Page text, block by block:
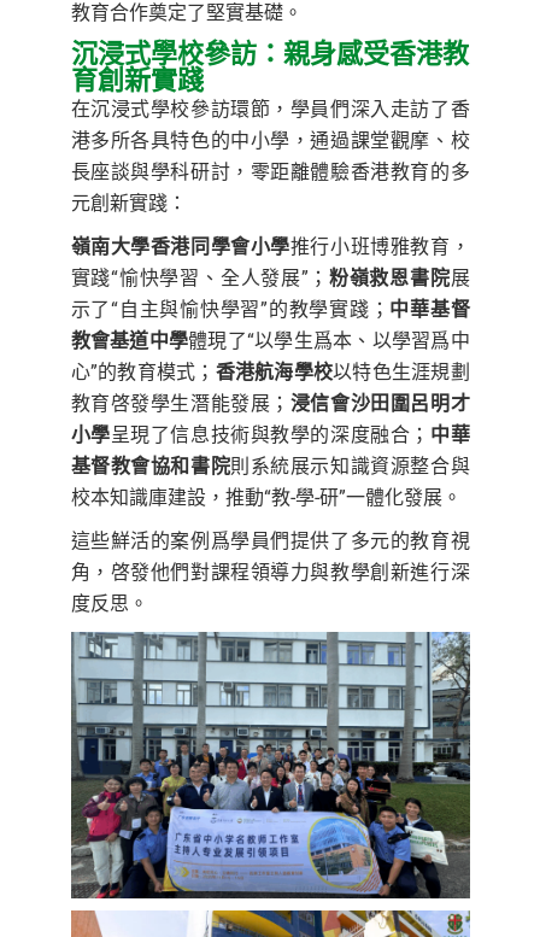
教育合作奠定了堅實基礎。
沉浸式學校參訪：親身感受香港教
育創新實踐
在沉浸式學校參訪環節，學員們深入走訪了香
港多所各具特色的中小學，通過課堂觀摩、校
長座談與學科研討，零距離體驗香港教育的多
元創新實踐：
嶺南大學香港同學會小學推行小班博雅教育，
實踐“愉快學習、全人發展”； 粉嶺救恩書院展
示了“自主與愉快學習”的教學實踐； 中華基督
教會基道中學體現了“以學生爲本、以學習爲中
心”的教育模式； 香港航海學校以特色生涯規劃
教育啓發學生潛能發展； 浸信會沙田圍呂明才
小學呈現了信息技術與教學的深度融合； 中華
基督教會協和書院則系統展示知識資源整合與
校本知識庫建設，推動“教-學-研”一體化發展。
這些鮮活的案例爲學員們提供了多元的教育視
角，啓發他們對課程領導力與教學創新進行深
度反思。